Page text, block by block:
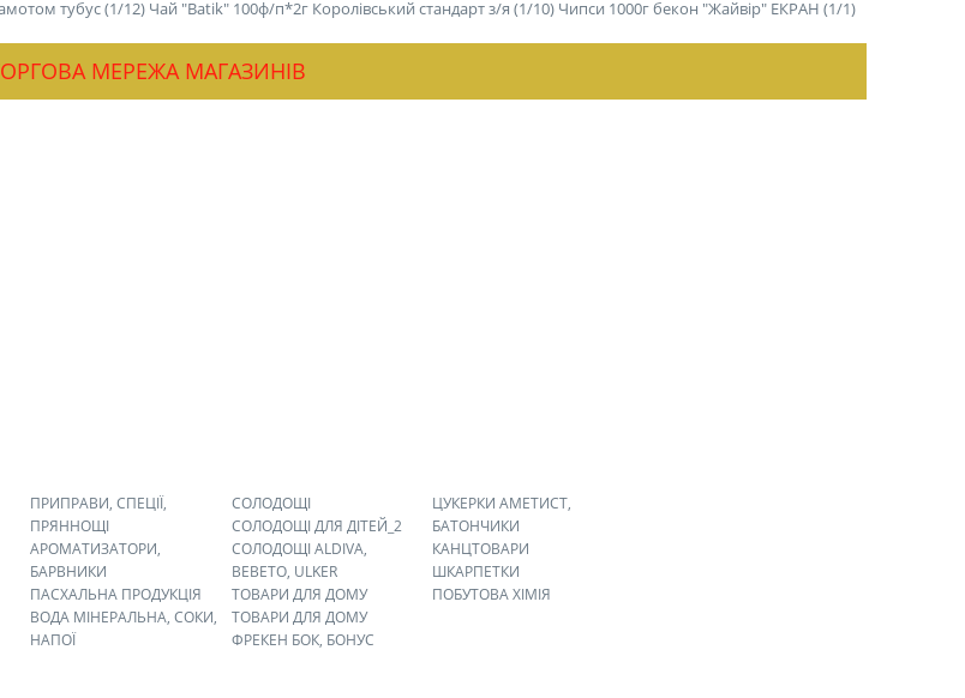
тубус (1/12) Чай "Batik" 100ф/п*2г Королівський стандарт з/я (1/10) Чипси 1000г бекон "Жайвір" ЕКРАН (1/1)
МЕРЕЖА МАГАЗИНІВ
ПРИПРАВИ, СПЕЦІЇ,
ПРЯННОЩІ
АРОМАТИЗАТОРИ,
БАРВНИКИ
ПАСХАЛЬНА ПРОДУКЦІЯ
ВОДА МІНЕРАЛЬНА, СОКИ,
НАПОЇ
СОЛОДОЩІ
СОЛОДОЩІ ДЛЯ ДІТЕЙ_2
СОЛОДОЩІ ALDIVA,
BEBETO, ULKER
ТОВАРИ ДЛЯ ДОМУ
ТОВАРИ ДЛЯ ДОМУ
ФРЕКЕН БОК, БОНУС
ЦУКЕРКИ АМЕТИСТ,
БАТОНЧИКИ
КАНЦТОВАРИ
ШКАРПЕТКИ
ПОБУТОВА ХІМІЯ